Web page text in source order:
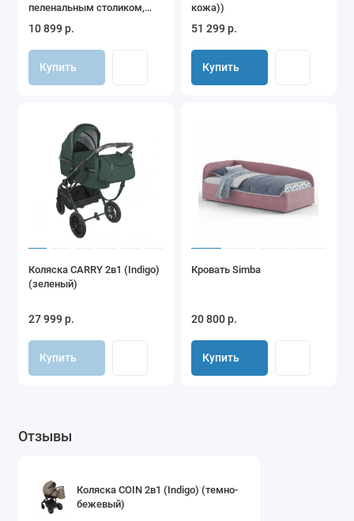
пеленальным столиком,
белый)
10 899 р.
Купить
кожа))
51 299 р.
Купить
Коляска CARRY 2в1 (Indigo)
(зеленый)
27 999 р.
Купить
Кровать Simba
20 800 р.
Купить
Отзывы
Коляска COIN 2в1 (Indigo) (темно-
бежевый)